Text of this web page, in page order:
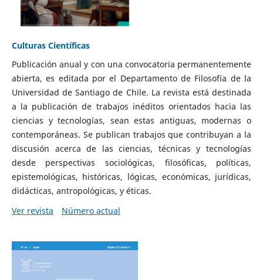
Culturas Científicas
Publicación anual y con una convocatoria permanentemente
abierta, es editada por el Departamento de Filosofía de la
Universidad de Santiago de Chile. La revista está destinada
a la publicación de trabajos inéditos orientados hacia las
ciencias y tecnologías, sean estas antiguas, modernas o
contemporáneas. Se publican trabajos que contribuyan a la
discusión acerca de las ciencias, técnicas y tecnologías
desde perspectivas sociológicas, filosóficas, políticas,
epistemológicas, históricas, lógicas, económicas, jurídicas,
didácticas, antropológicas, y éticas.
Ver revista
Número actual